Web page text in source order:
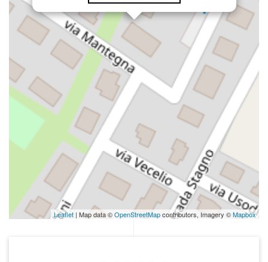
Leaflet | Map data ©OpenStreetMapcontributors, Imagery ©Mapbox